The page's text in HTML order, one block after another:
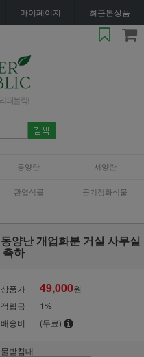
마이페이지 최근본상품
동양란 서양란
관엽식물 공기정화식물
양난 개업화분 거실 사무실
축하
상품가 49,000원
적립금
1%
배송비
(무료)
물받침대